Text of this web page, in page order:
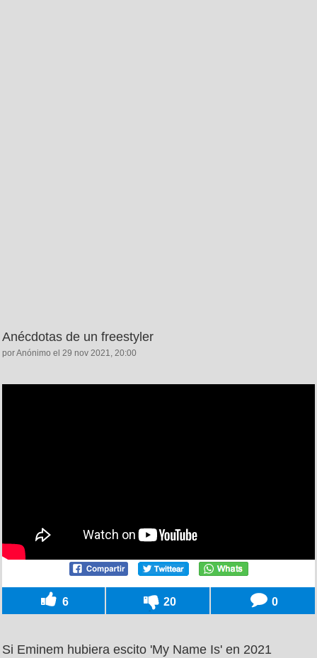
Anécdotas de un freestyler
por Anónimo el 29 nov 2021, 20:00
6 20 0
Si Eminem hubiera escito 'My Name Is' en 2021